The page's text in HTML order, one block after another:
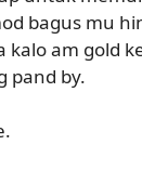
bagus mu
kalo am gold
pand by.